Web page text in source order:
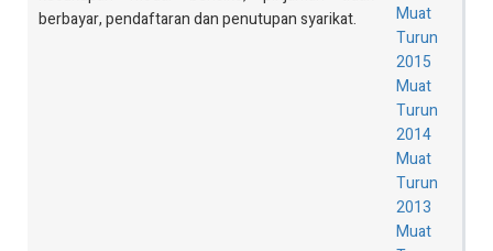
berbayar, pendaftaran dan penutupan syarikat.
Muat
Turun
2015
Muat
Turun
2014
Muat
Turun
2013
Muat